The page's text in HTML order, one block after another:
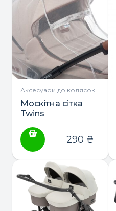
Аксесуари до колясок
Москітна сітка
Twins
290 ₴